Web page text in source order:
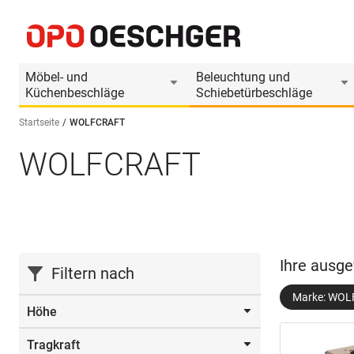
Möbel- und
Küchenbeschläge
Beleuchtung und
Schiebetürbeschläge
Sprache wählen (DE)
Startseite WOLFCRAFT
WOLFCRAFT
Filtern nach
Höhe
863.0 mm (1)
Tragkraft
Ihre
Marke: